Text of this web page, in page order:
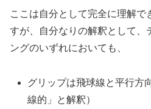
ここは自分として完全に理解
すが、自分なりの解釈として、
ングのいずれにおいても、
グリップは飛球線と平行方
線的」と解釈）